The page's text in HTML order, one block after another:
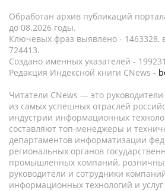
Обработан архив публикаций
до 08.2026 годы.
Ключевых фраз выявлено - 1463328,
724413.
Создано именных указателей -
Редакция Индексной книги CNews -
Читатели CNews — это
из самых успешных отраслей
индустрии информационных
составляют топ-менеджеры и
департаментов информатизации
региональных органов
промышленных компаний,
руководители и сотрудники
информационных технологий и услуг